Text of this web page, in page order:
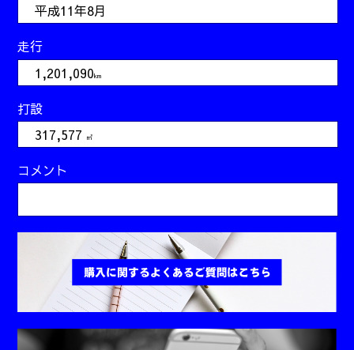
平成11年8月
走行
1,201,090km
打設
317,577
㎥
コメント